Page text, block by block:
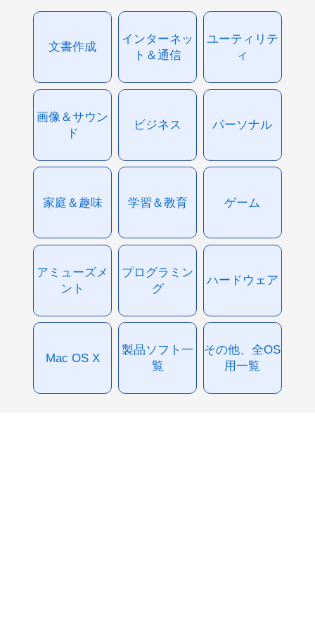
文書作成
インターネッ
ト＆通信
ユーティリテ
ィ
画像＆サウン
ド
ビジネス パーソナル
家庭＆趣味 学習＆教育 ゲーム
アミューズメ
ント
プログラミン
グ
ハードウェア
Mac OS X
製品ソフト一
覧
その他、全OS
用一覧